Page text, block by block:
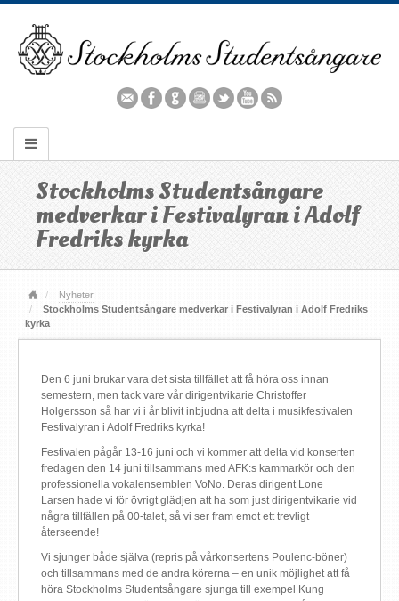
Stockholms Studentsångare
medverkar i Festivalyran i Adolf
Fredriks kyrka
Nyheter
Stockholms Studentsångare medverkar i Festivalyran i Adolf Fredriks
kyrka
Den 6 juni brukar vara det sista tillfället att få höra oss innan
semestern, men tack vare vår dirigentvikarie Christoffer
Holgersson så har vi i år blivit inbjudna att delta i musikfestivalen
Festivalyran i Adolf Fredriks kyrka!
Festivalen pågår 13-16 juni och vi kommer att delta vid konserten
fredagen den 14 juni tillsammans med AFK:s kammarkör och den
professionella vokalensemblen VoNo. Deras dirigent Lone
Larsen hade vi för övrigt glädjen att ha som just dirigentvikarie vid
några tillfällen på 00-talet, så vi ser fram emot ett trevligt
återseende!
Vi sjunger både själva (repris på vårkonsertens Poulenc-böner)
och tillsammans med de andra körerna – en unik möjlighet att få
höra Stockholms Studentsångare sjunga till exempel Kung